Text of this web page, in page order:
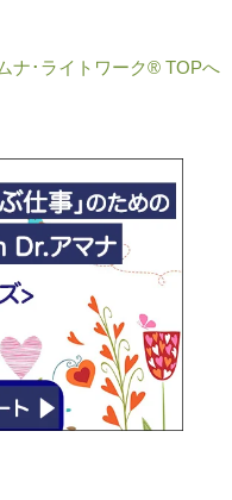
ナ･ライトワーク® TOPへ